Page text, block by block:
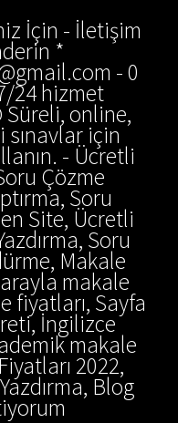
İçin - İletişim
*
- 0
24 hizmet
Süreli, online,
sınavlar için
- Ücretli
Çözme
Soru
Site, Ücretli
Soru
Makale
makale
fiyatları, Sayfa
İngilizce
makale
2022,
Blog